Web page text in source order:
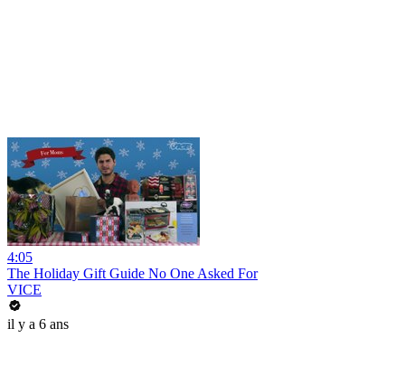
4:05
The Holiday Gift Guide No One Asked For
VICE
il y a 6 ans